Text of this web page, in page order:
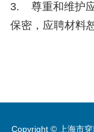
3. 尊重和维护
保密，应聘材料
Copyright © 上海市